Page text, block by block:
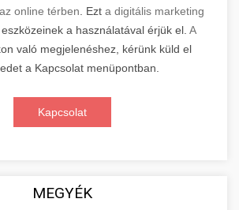
az online térben . Ezt a digitális marketing
a használatával érjük el. A
való megjelenéshez, kérünk küld el
a Kapcsolat menüpontban.
Kapcsolat
MEGYÉK